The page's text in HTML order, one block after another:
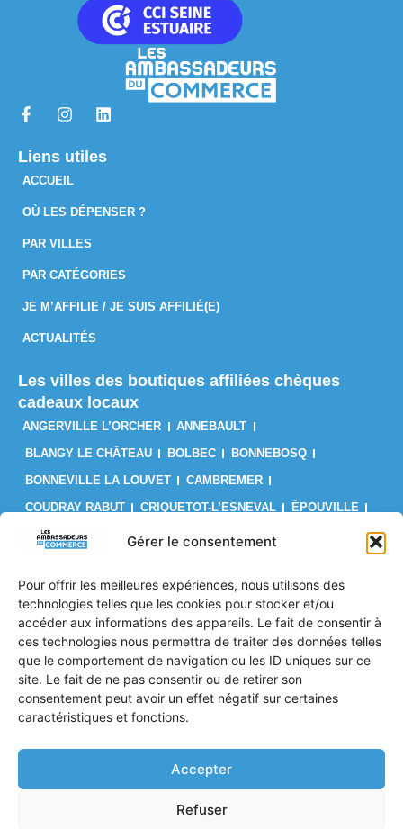
Gérer le consentement
Pour offrir les meilleures expériences, nous utilisons des
technologies telles que les cookies pour stocker et/ou
accéder aux informations des appareils. Le fait de consentir à
ces technologies nous permettra de traiter des données telles
que le comportement de navigation ou les ID uniques sur ce
site. Le fait de ne pas consentir ou de retirer son
consentement peut avoir un effet négatif sur certaines
caractéristiques et fonctions.
Accepter
Refuser
Liens utiles
ACCUEIL
OÙ LES DÉPENSER ?
PAR VILLES
PAR CATÉGORIES
JE M’AFFILIE / JE SUIS AFFILIÉ(E)
ACTUALITÉS
Les villes des boutiques affiliées chèques
cadeaux locaux
ANGERVILLE L’ORCHER
ANNEBAULT
BLANGY LE CHÂTEAU
BOLBEC
BONNEBOSQ
BONNEVILLE LA LOUVET
CAMBREMER
COUDRAY RABUT
CRIQUETOT-L’ESNEVAL
ÉPOUVILLE
FÉCAMP
FIRFOL GAINNEVILLE
GODERVILLE
GRUCHET-LE-VALASSE
LE BRÉVEDENT
LE HAVRE
LES AUTHIEUX SUR CALONNE
LILLEBONNE
LISIEUX
LIVAROT
MANNEVILLE-LA-GOUPIL
MONTIVILLIERS
OCTEVILLE SUR MER
ORBEC
OUILLY LE VICOMTE
PONT L’ÉVÊQUE
PORT JÉRÔME SUR SEINE
SAINT PIERRE EN AUGE
SAINT ROMAIN DE COLBOSC
TROUVILLE SUR MER
VALMONT VILLERS SUR MER